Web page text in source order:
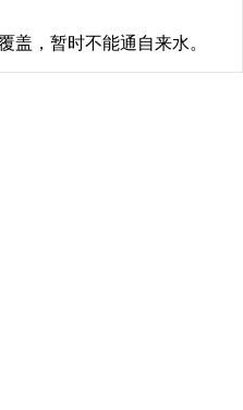
盖，暂时不能通自来水。